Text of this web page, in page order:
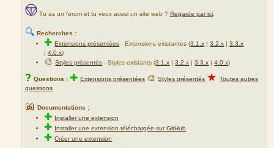
Tu as un forum et tu veux aussi un site web ? Regarde par ici
🔍 Recherches :
✚Extensions présentées -Extensions existantes (3.1.x |3.2.x |3.3.x
|4.0.x)
🎨Styles présentés - Styles existants (3.1.x |3.2.x |3.3.x |4.0.x)
? Questions : ✚ Extensions présentées 🎨 Styles présentés ★ Toutes autres
questions
📖 Documentations :
✚ Installer une extension
✚ Installer une extension téléchargée sur GitHub
✚Créer une extension